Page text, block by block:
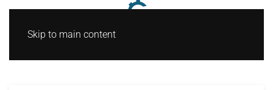
Skip to main content